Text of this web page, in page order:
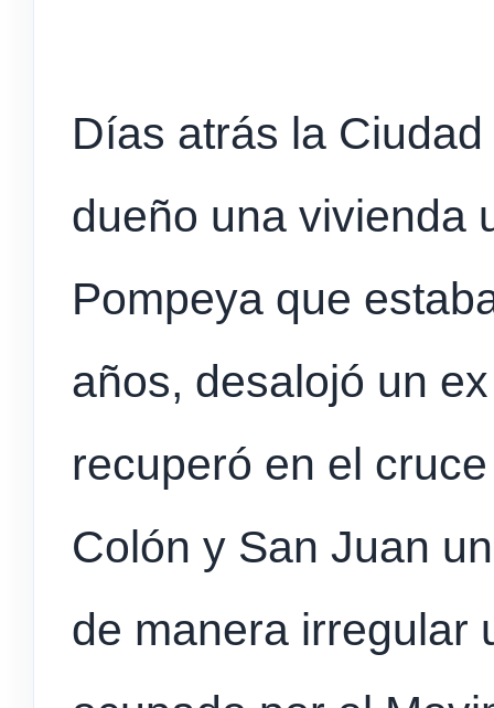
Días atrás la
dueño una vivienda
Pompeya que
años, desalojó un
recuperó en el
Colón y San Juan
de manera irregular